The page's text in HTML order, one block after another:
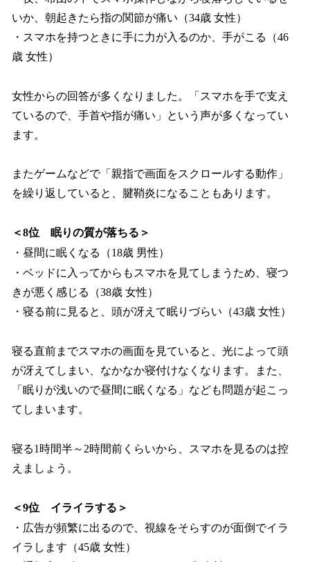
いか、朝起きたら指の関節が痛い（34歳 女性）
・スマホを持つときに手に力が入るのか、手がこる（46
歳 女性）
女性からの回答が多くなりました。「スマホを手で支え
ているので、手首や指が痛い」という声が多くなってい
ます。
またゲームなどで「親指で画面をスクロールする動作」
を繰り返していると、腱鞘炎になることもあります。
＜8位 眠りの質が落ちる＞
・昼間に眠くなる（18歳 男性）
・ベッドに入ってからもスマホを見てしまうため、寝つ
きが悪く感じる（38歳 女性）
・寝る前に見ると、頭が冴えて眠りづらい（43歳 女性）
寝る直前までスマホの画面を見ていると、光によって頭
が冴えてしまい、なかなか寝付けなくなります。また、
「眠りが浅いので昼間に眠くなる」なども問題が起こっ
てしまいます。
寝る1時間半～2時間前くらいから、スマホを見るのは控
えましょう。
＜9位 イライラする＞
・広告が頻繁に出るので、視線をそらすのが面倒でイラ
イラします（45歳 女性）